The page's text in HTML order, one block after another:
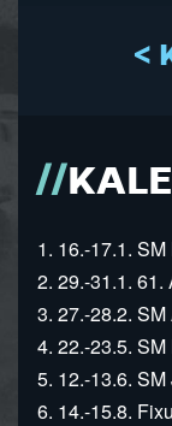
<
1. 16.-17.1.
2. 29.-31.1. 61.
3. 27.-28.2.
4. 22.-23.5. SM
5. 12.-13.6.
6. 14.-15.8.